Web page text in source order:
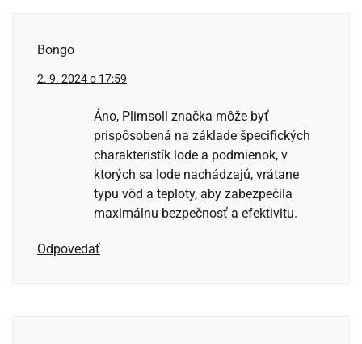
Bongo
2. 9. 2024 o 17:59
Áno, Plimsoll značka môže byť
prispôsobená na základe špecifických
charakteristík lode a podmienok, v
ktorých sa lode nachádzajú, vrátane
typu vôd a teploty, aby zabezpečila
maximálnu bezpečnosť a efektivitu.
Odpovedať